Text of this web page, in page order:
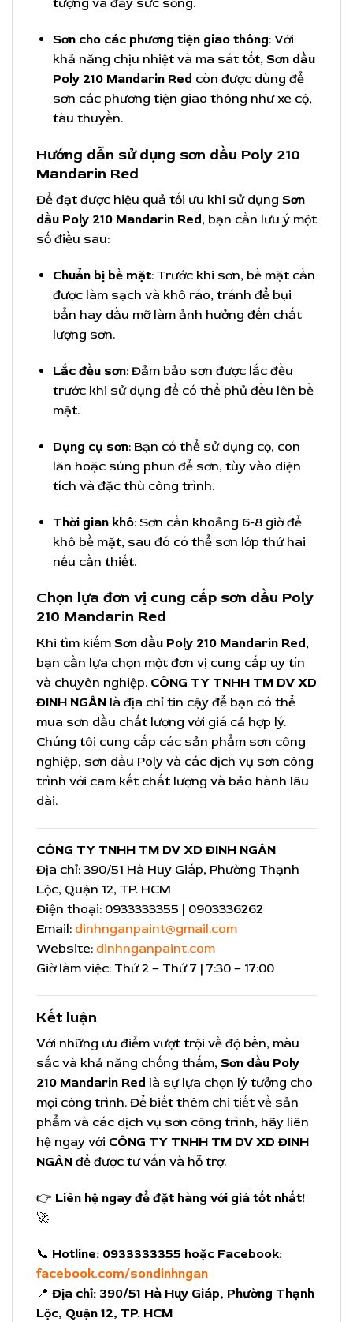
tượng và đầy sức sống.
Sơn cho các phương tiện giao thông: Với
khả năng chịu nhiệt và ma sát tốt, Sơn dầu
Poly 210 Mandarin Red còn được dùng để
sơn các phương tiện giao thông như xe cộ,
tàu thuyền.
Hướng dẫn sử dụng sơn dầu Poly 210
Mandarin Red
Để đạt được hiệu quả tối ưu khi sử dụng Sơn
dầu Poly 210 Mandarin Red, bạn cần lưu ý một
số điều sau:
Chuẩn bị bề mặt: Trước khi sơn, bề mặt cần
được làm sạch và khô ráo, tránh để bụi
bẩn hay dầu mỡ làm ảnh hưởng đến chất
lượng sơn.
Lắc đều sơn: Đảm bảo sơn được lắc đều
trước khi sử dụng để có thể phủ đều lên bề
mặt.
Dụng cụ sơn: Bạn có thể sử dụng cọ, con
lăn hoặc súng phun để sơn, tùy vào diện
tích và đặc thù công trình.
Thời gian khô: Sơn cần khoảng 6-8 giờ để
khô bề mặt, sau đó có thể sơn lớp thứ hai
nếu cần thiết.
Chọn lựa đơn vị cung cấp sơn dầu Poly
210 Mandarin Red
Khi tìm kiếm Sơn dầu Poly 210 Mandarin Red,
bạn cần lựa chọn một đơn vị cung cấp uy tín
và chuyên nghiệp. CÔNG TY TNHH TM DV XD
ĐINH NGÂN là địa chỉ tin cậy để bạn có thể
mua sơn dầu chất lượng với giá cả hợp lý.
Chúng tôi cung cấp các sản phẩm sơn công
nghiệp, sơn dầu Poly và các dịch vụ sơn công
trình với cam kết chất lượng và bảo hành lâu
dài.
CÔNG TY TNHH TM DV XD ĐINH NGÂN
Địa chỉ: 390/51 Hà Huy Giáp, Phường Thạnh
Lộc, Quận 12, TP. HCM
Điện thoại: 0933333355 | 0903336262
Email: dinhnganpaint@gmail.com
Website: dinhnganpaint.com
Giờ làm việc: Thứ 2 – Thứ 7 | 7:30 – 17:00
Kết luận
Với những ưu điểm vượt trội về độ bền, màu
sắc và khả năng chống thấm, Sơn dầu Poly
210 Mandarin Red là sự lựa chọn lý tưởng cho
mọi công trình. Để biết thêm chi tiết về sản
phẩm và các dịch vụ sơn công trình, hãy liên
hệ ngay với CÔNG TY TNHH TM DV XD ĐINH
NGÂN để được tư vấn và hỗ trợ.
👉 Liên hệ ngay để đặt hàng với giá tốt nhất!
🚀
📞 Hotline: 0933333355 hoặc Facebook:
facebook.com/sondinhngan
📍Địa chỉ: 390/51 Hà Huy Giáp, Phường Thạnh
Lộc, Quận 12, TP. HCM